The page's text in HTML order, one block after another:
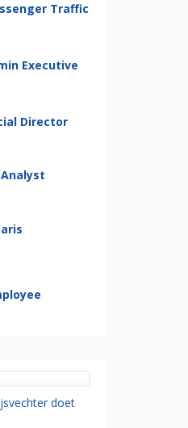
Traffic
Executive
Director
doet